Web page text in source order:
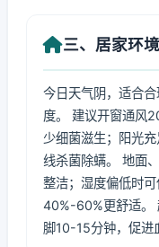
三、居家环
今日天气阴，适合
度。 建议开窗通风
少细菌滋生；阳光
线杀菌除螨。 地面
整洁；湿度偏低时
40%-60%更舒适。
脚10-15分钟，促进